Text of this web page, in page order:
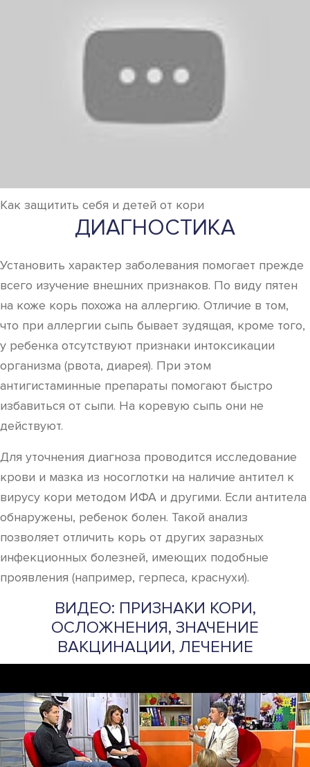
Как защитить себя и детей от кори
ДИАГНОСТИКА
Установить характер заболевания помогает прежде
всего изучение внешних признаков. По виду пятен
на коже корь похожа на аллергию. Отличие в том,
что при аллергии сыпь бывает зудящая, кроме того,
у ребенка отсутствуют признаки интоксикации
организма (рвота, диарея). При этом
антигистаминные препараты помогают быстро
избавиться от сыпи. На коревую сыпь они не
действуют.
Для уточнения диагноза проводится исследование
крови и мазка из носоглотки на наличие антител к
вирусу кори методом ИФА и другими. Если антитела
обнаружены, ребенок болен. Такой анализ
позволяет отличить корь от других заразных
инфекционных болезней, имеющих подобные
проявления (например, герпеса, краснухи).
ВИДЕО: ПРИЗНАКИ КОРИ,
ОСЛОЖНЕНИЯ, ЗНАЧЕНИЕ
ВАКЦИНАЦИИ, ЛЕЧЕНИЕ